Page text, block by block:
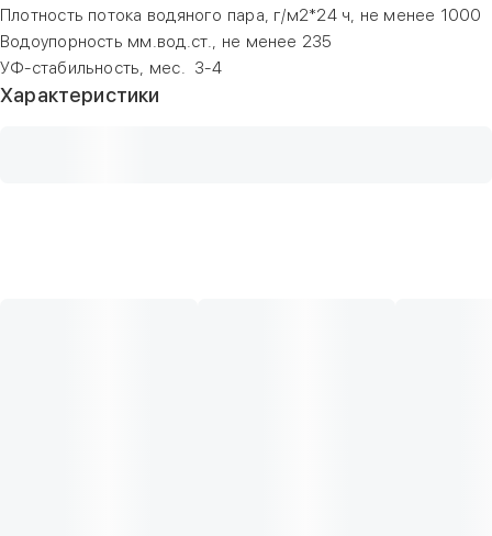
Плотность потока водяного пара, г/м2*24 ч, не менее 1000
Водоупорность мм.вод.ст., не менее 235
УФ-стабильность, мес. 3-4
Характеристики